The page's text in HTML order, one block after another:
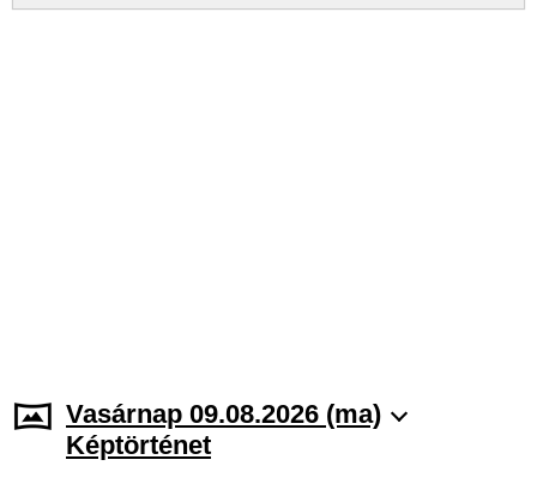
Vasárnap 09.08.2026 (ma)
Képtörténet